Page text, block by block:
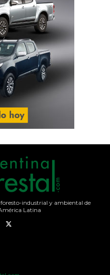
industrial y ambiental de
Latina